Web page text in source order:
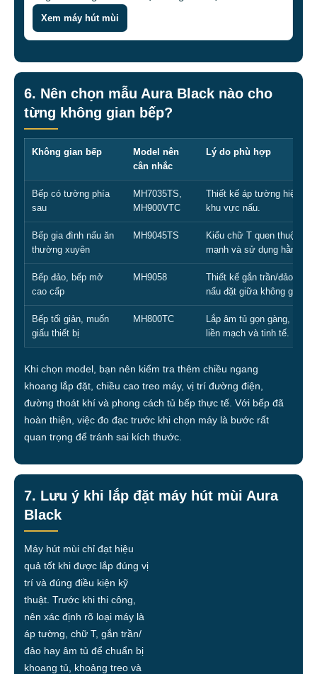
Xem máy hút mùi
6. Nên chọn mẫu Aura Black nào cho
từng không gian bếp?
Không gian bếp
Model nên
cân nhắc
Lý do phù hợp
Bếp có tường phía
sau
MH7035TS,
MH900VTC
Thiết kế áp tường hiện
khu vực nấu.
Bếp gia đình nấu ăn
thường xuyên
MH9045TS
Kiểu chữ T quen thuộc,
mạnh và sử dụng hằng
Bếp đảo, bếp mở
cao cấp
MH9058
Thiết kế gắn trần/đảo
nấu đặt giữa không gian.
Bếp tối giản, muốn
giấu thiết bị
MH800TC
Lắp âm tủ gọn gàng, phù
liền mạch và tinh tế.
Khi chọn model, bạn nên kiểm tra thêm chiều ngang
khoang lắp đặt, chiều cao treo máy, vị trí đường điện,
đường thoát khí và phong cách tủ bếp thực tế. Với bếp đã
hoàn thiện, việc đo đạc trước khi chọn máy là bước rất
quan trọng để tránh sai kích thước.
7. Lưu ý khi lắp đặt máy hút mùi Aura
Black
Máy hút mùi chỉ đạt hiệu
quả tốt khi được lắp đúng vị
trí và đúng điều kiện kỹ
thuật. Trước khi thi công,
nên xác định rõ loại máy là
áp tường, chữ T, gắn trần/
đảo hay âm tủ để chuẩn bị
khoang tủ, khoảng treo và